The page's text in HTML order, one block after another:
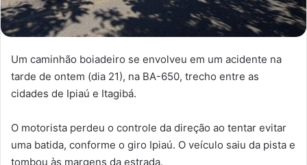
Um caminhão boiadeiro se envolveu em um acidente na
tarde de ontem (dia 21), na BA-650, trecho entre as
cidades de Ipiaú e Itagibá.
O motorista perdeu o controle da direção ao tentar evitar
uma batida, conforme o giro Ipiaú. O veículo saiu da pista e
tombou às margens da estrada.